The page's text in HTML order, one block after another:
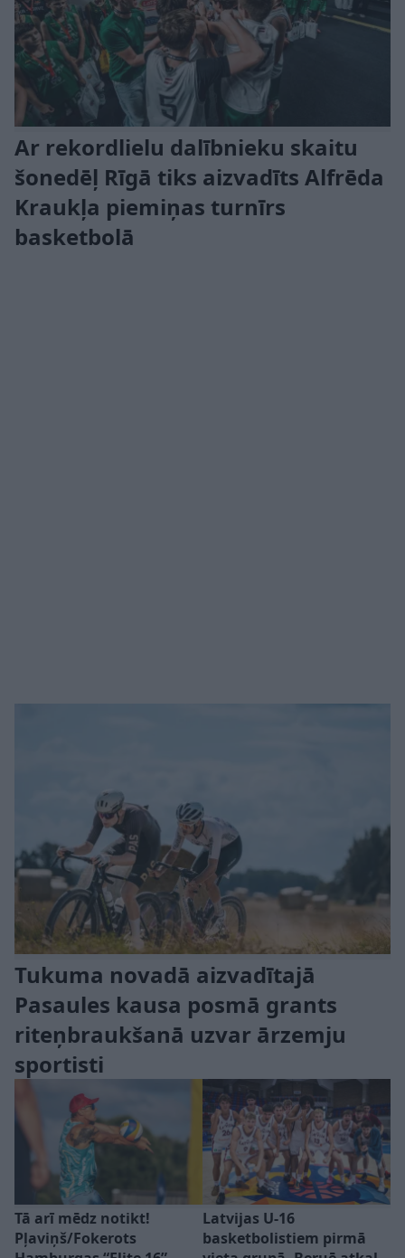
Ar rekordlielu dalībnieku skaitu
šonedēļ Rīgā tiks aizvadīts Alfrēda
Kraukļa piemiņas turnīrs
basketbolā
Tukuma novadā aizvadītajā
Pasaules kausa posmā grants
riteņbraukšanā uzvar ārzemju
sportisti
Tā arī mēdz notikt!
Pļaviņš/Fokerots
Latvijas U-16
basketbolistiem pirmā